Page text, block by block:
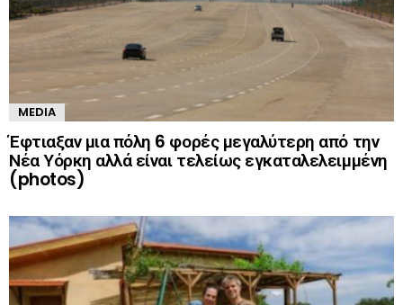
MEDIA
Έφτιαξαν μια πόλη 6 φορές μεγαλύτερη από την
Νέα Υόρκη αλλά είναι τελείως εγκαταλελειμμένη
(photos)